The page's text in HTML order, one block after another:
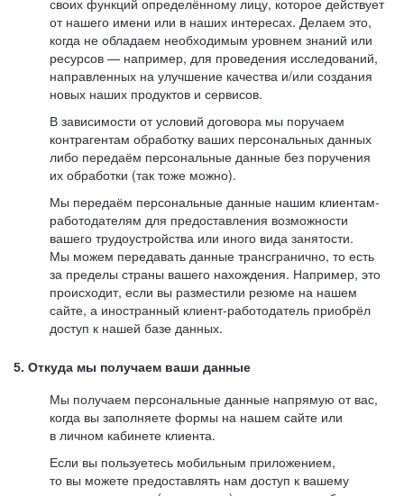
своих функций определённому лицу, которое действует
от нашего имени или в наших интересах. Делаем это,
когда не обладаем необходимым уровнем знаний или
ресурсов — например, для проведения исследований,
направленных на улучшение качества и/или создания
новых наших продуктов и сервисов.
В зависимости от условий договора мы поручаем
контрагентам обработку ваших персональных данных
либо передаём персональные данные без поручения
их обработки (так тоже можно).
Мы передаём персональные данные нашим клиентам-
работодателям для предоставления возможности
вашего трудоустройства или иного вида занятости.
Мы можем передавать данные трансгранично, то есть
за пределы страны вашего нахождения. Например, это
происходит, если вы разместили резюме на нашем
сайте, а иностранный клиент-работодатель приобрёл
доступ к нашей базе данных.
5. Откуда мы получаем ваши данные
Мы получаем персональные данные напрямую от вас,
когда вы заполняете формы на нашем сайте или
в личном кабинете клиента.
Если вы пользуетесь мобильным приложением,
то вы можете предоставлять нам доступ к вашему